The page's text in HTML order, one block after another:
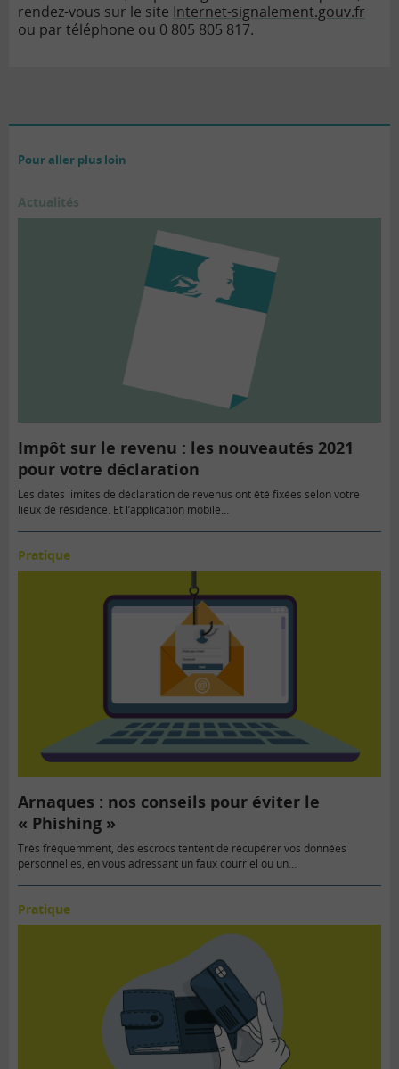
rendez-vous sur le site Internet-signalement.gouv.fr
ou par téléphone ou 0 805 805 817.
Pour aller plus loin
Actualités
Impôt sur le revenu : les nouveautés 2021
pour votre déclaration
Les dates limites de déclaration de revenus ont été fixées selon votre
lieux de résidence. Et l’application mobile…
Pratique
Arnaques : nos conseils pour éviter le
« Phishing »
Très fréquemment, des escrocs tentent de récupérer vos données
personnelles, en vous adressant un faux courriel ou un…
Pratique